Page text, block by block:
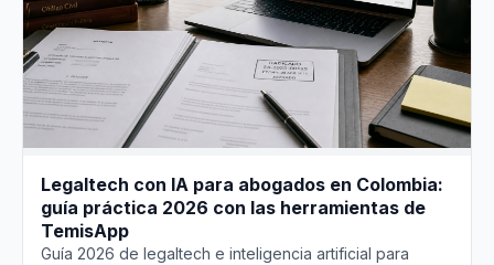
Legaltech con IA para abogados en Colombia:
guía práctica 2026 con las herramientas de
TemisApp
Guía 2026 de legaltech e inteligencia artificial para